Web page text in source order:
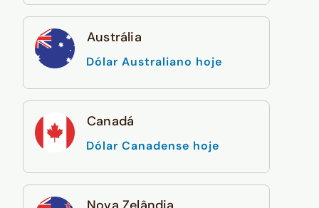
Austrália
Dólar Australiano hoje
Canadá
Dólar Canadense hoje